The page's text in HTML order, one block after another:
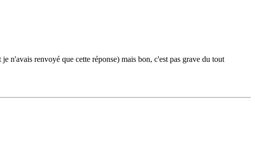
n'avais renvoyé que cette réponse) mais bon, c'est pas grave du tout